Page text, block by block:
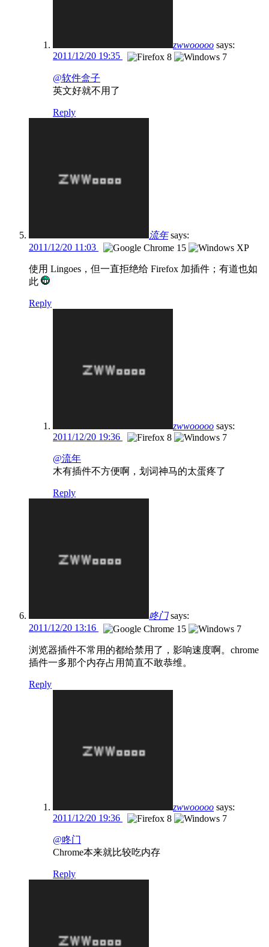
zwwooooo says:
2011/12/20 19:35
@软件盒子
英文好就不用了
Reply
流年 says:
2011/12/20 11:03
使用 Lingoes，但一直拒绝给 Firefox 加插件；有道也如
此
Reply
zwwooooo says:
2011/12/20 19:36
@流年
木有插件不方便啊，划词神马的太蛋疼了
Reply
咚门 says:
2011/12/20 13:16
浏览器插件不常用的都给禁用了，影响速度啊。chrome
插件一多那个内存占用简直不敢恭维。
Reply
zwwooooo says:
2011/12/20 19:36
@咚门
Chrome本来就比较吃内存
Reply